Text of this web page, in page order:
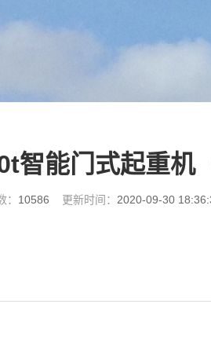
智能门式起重机
： 10586 更新时间： 2020-09-30